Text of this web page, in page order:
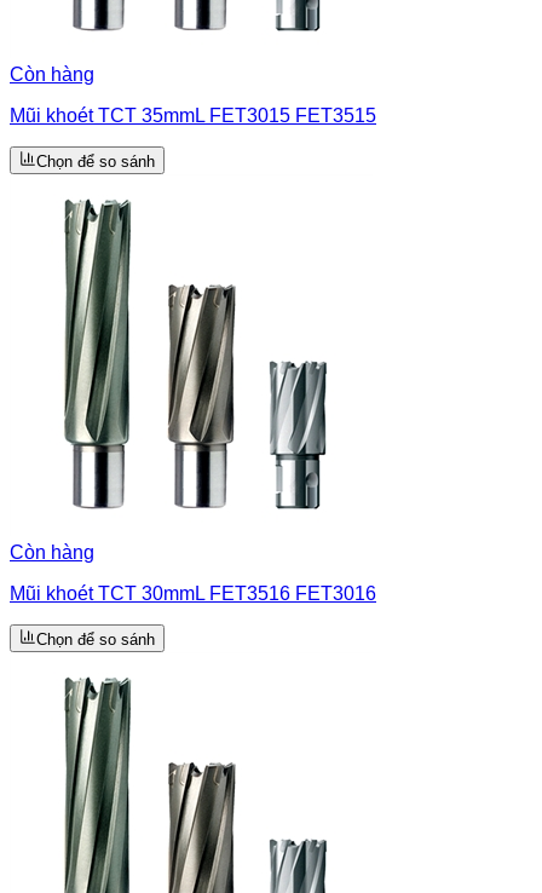
Còn hàng
Mũi khoét TCT 35mmL FET3015 FET3515
Chọn để so sánh
Còn hàng
Mũi khoét TCT 30mmL FET3516 FET3016
Chọn để so sánh